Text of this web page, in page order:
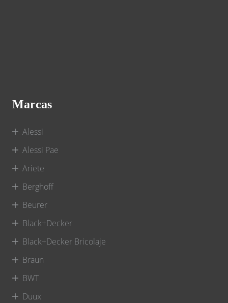
Marcas
Alessi
Alessi Pae
Ariete
Berghoff
Beurer
Black+Decker
Black+Decker Bricolaje
Braun
BWT
Duux